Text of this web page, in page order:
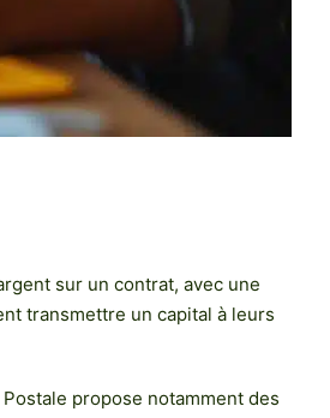
sur un contrat, avec une
transmettre un capital à leurs
propose notamment des